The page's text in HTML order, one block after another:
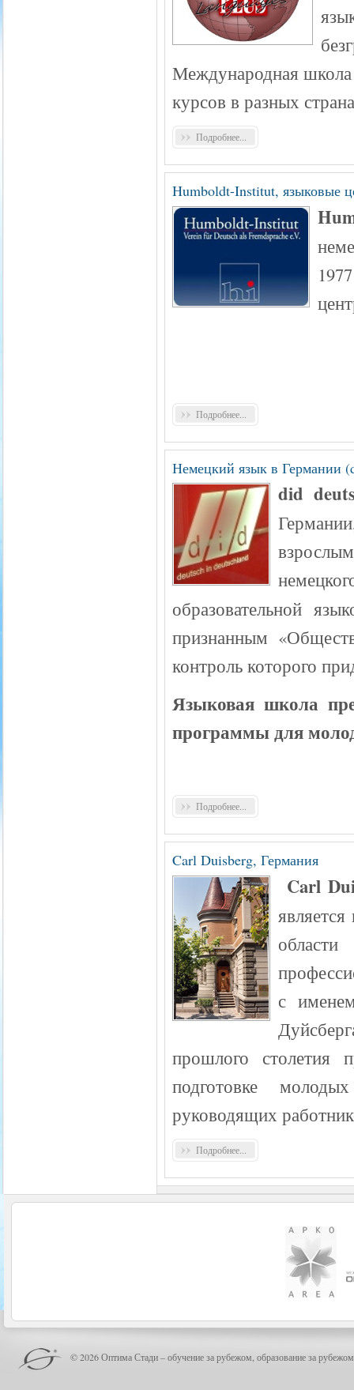
Международная школа
курсов в разных
Подробнее...
Humboldt-Institut, языковые
Подробнее...
Немецкий язык в
did
образовательной
признанным
контроль которого
Языковая школа
программы для
Подробнее...
Carl Duisberg, Германия
Carl
с
прошлого столетия
подготовке
руководящих
Подробнее...
© 2026 Оптима Стади – обучение за рубежом, образование за